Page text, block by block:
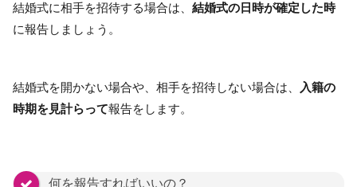
結婚式に相手を招待する場合は、 結婚式の日時が確定した時
に報告しましょう。
結婚式を開かない場合や、相手を招待しない場合は、 入籍の
時期を見計らって報告をします。
何を報告すればいいの？